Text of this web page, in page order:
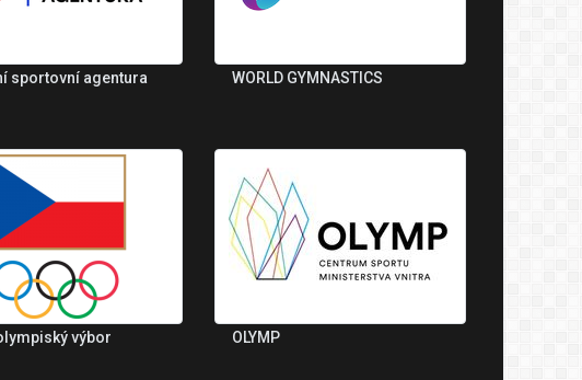
sportovní agentura WORLD GYMNASTICS
výbor OLYMP